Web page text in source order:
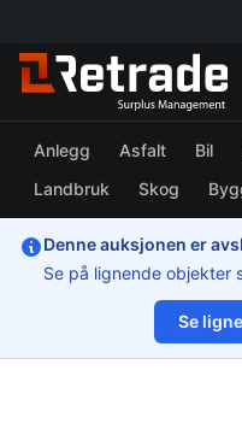
Anlegg Asfalt Bil
Landbruk
Skog
Denne auksjonen er
Se på lignende objekter
Se